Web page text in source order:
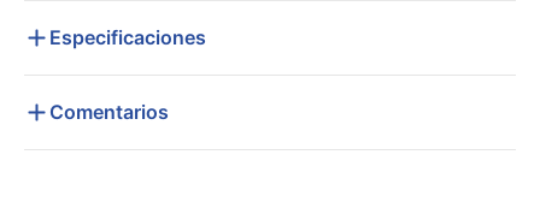
Especificaciones
Comentarios